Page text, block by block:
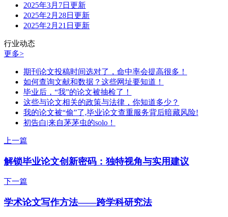
2025年3月7日更新
2025年2月28日更新
2025年2月21日更新
行业动态
更多>
期刊论文投稿时间选对了，命中率会提高很多！
如何查询文献和数据？这些网址要知道！
毕业后，“我”的论文被抽检了！
这些与论文相关的政策与法律，你知道多少？
我的论文被“偷”了,毕业论文查重服务背后暗藏风险!
初告白|来自茅茅虫的solo！
上一篇
解锁毕业论文创新密码：独特视角与实用建议
下一篇
学术论文写作方法——跨学科研究法